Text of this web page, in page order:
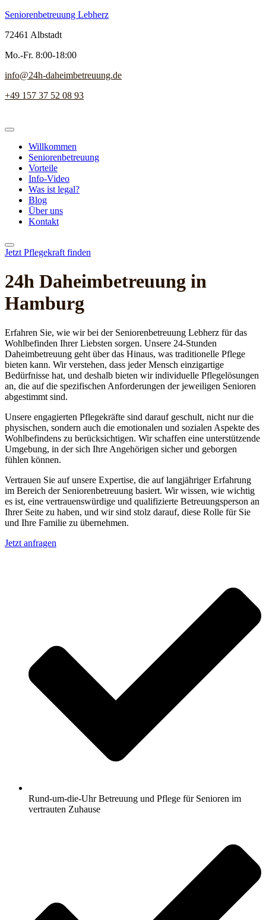
Seniorenbetreuung Lebherz
72461 Albstadt
Mo.-Fr. 8:00-18:00
info@24h-daheimbetreuung.de
+49 157 37 52 08 93
Willkommen
Seniorenbetreuung
Vorteile
Info-Video
Was ist legal?
Blog
Über uns
Kontakt
Jetzt Pflegekraft finden
24h Daheim­betreuung in
Hamburg
Erfahren Sie, wie wir bei der Seniorenbetreuung Lebherz für das
Wohlbefinden Ihrer Liebsten sorgen. Unsere 24-Stunden
Daheimbetreuung geht über das Hinaus, was traditionelle Pflege
bieten kann. Wir verstehen, dass jeder Mensch einzigartige
Bedürfnisse hat, und deshalb bieten wir individuelle Pflegelösungen
an, die auf die spezifischen Anforderungen der jeweiligen Senioren
abgestimmt sind.
Unsere engagierten Pflegekräfte sind darauf geschult, nicht nur die
physischen, sondern auch die emotionalen und sozialen Aspekte des
Wohlbefindens zu berücksichtigen. Wir schaffen eine unterstützende
Umgebung, in der sich Ihre Angehörigen sicher und geborgen
fühlen können.
Vertrauen Sie auf unsere Expertise, die auf langjähriger Erfahrung
im Bereich der Seniorenbetreuung basiert. Wir wissen, wie wichtig
es ist, eine vertrauenswürdige und qualifizierte Betreuungsperson an
Ihrer Seite zu haben, und wir sind stolz darauf, diese Rolle für Sie
und Ihre Familie zu übernehmen.
Jetzt anfragen
Rund-um-die-Uhr Betreuung und Pflege für Senioren im
vertrauten Zuhause